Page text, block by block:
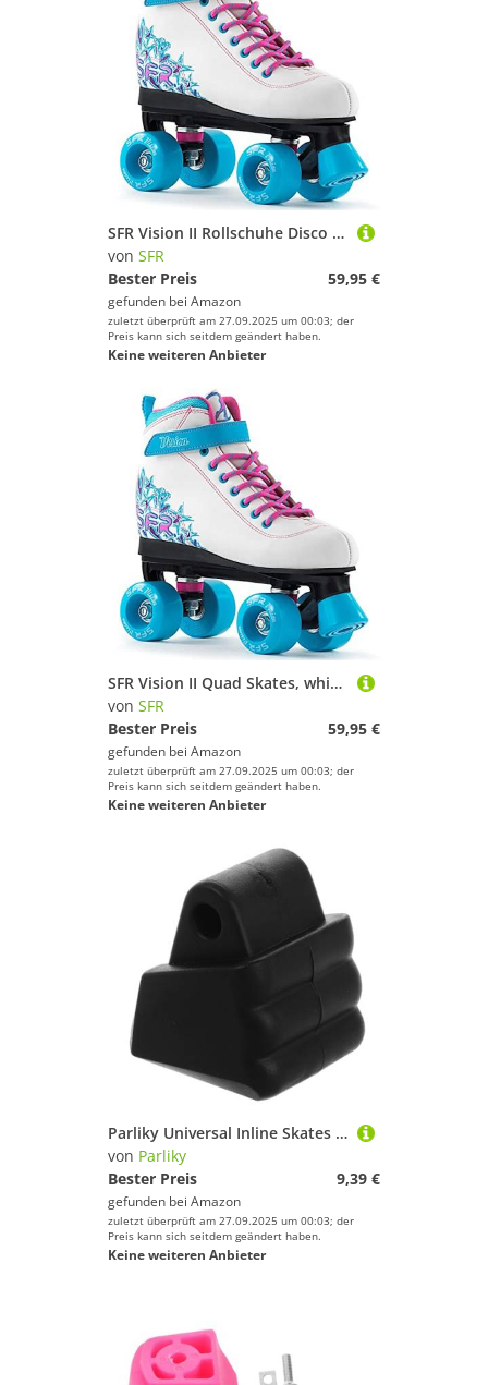
SFR Vision II Rollschuhe Disco Roller Kinder weiß-pink-purple white-blue, 32
von SFR
Bester Preis
59,95 €
gefunden bei Amazon
zuletzt überprüft am 27.09.2025 um 00:03; der
Preis kann sich seitdem geändert haben.
Keine weiteren Anbieter
SFR Vision II Quad Skates, white-blue - 34
von SFR
Bester Preis
59,95 €
gefunden bei Amazon
zuletzt überprüft am 27.09.2025 um 00:03; der
Preis kann sich seitdem geändert haben.
Keine weiteren Anbieter
Parliky Universal Inline Skates Bremse Stopper Rollschuhe Bremsbelag Ersatz Für Frauen Skating
von Parliky
Bester Preis
9,39 €
gefunden bei Amazon
zuletzt überprüft am 27.09.2025 um 00:03; der
Preis kann sich seitdem geändert haben.
Keine weiteren Anbieter